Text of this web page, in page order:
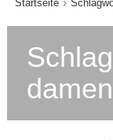
Startseite
damen